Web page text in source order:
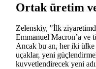
Ortak üretim
Zelenskiy, "İlk
Emmanuel Macron’a ve
Ancak bu an, her iki
uçaklar, yeni
kuvvetlendirecek yeni